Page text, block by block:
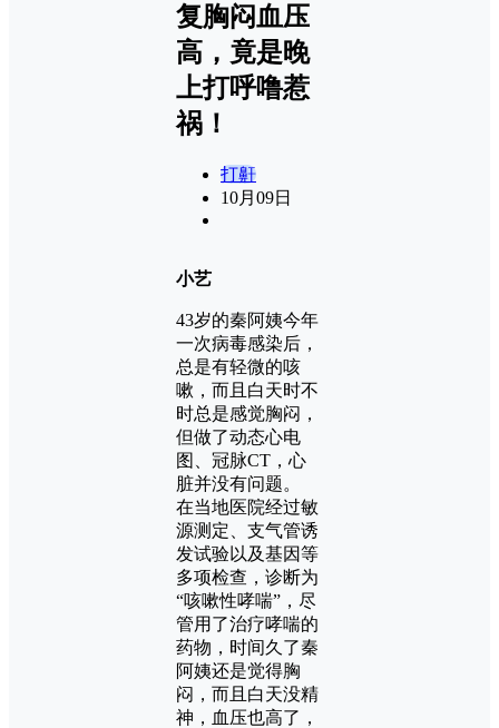
复胸闷血压
高，竟是晚
上打呼噜惹
祸！
打鼾
10月 09日
小艺
43岁的秦阿姨今年
一次病毒感染后，
总是有轻微的咳
嗽，而且白天时不
时总是感觉胸闷，
但做了动态心电
图、冠脉CT，心
脏并没有问题。
在当地医院经过敏
源测定、支气管诱
发试验以及基因等
多项检查，诊断为
“咳嗽性哮喘”，尽
管用了治疗哮喘的
药物，时间久了秦
阿姨还是觉得胸
闷，而且白天没精
神，血压也高了，